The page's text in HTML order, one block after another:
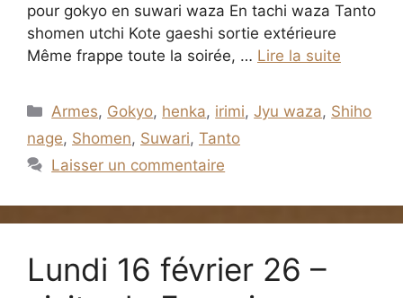
pour gokyo en suwari waza En tachi waza Tanto
shomen utchi Kote gaeshi sortie extérieure
Même frappe toute la soirée, … Lire la suite
Catégories
Armes, Gokyo, henka, irimi,Jyu waza, Shiho
nage, Shomen, Suwari, Tanto
Laisser un commentaire
Lundi 16 février 26 –